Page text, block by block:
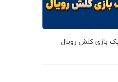
بازی کلش رویال